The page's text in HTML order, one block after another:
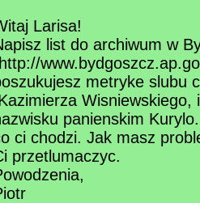
Larisa!
list do archiwum w
metryke slubu
Wisniewskiego,
panienskim
ci chodzi. Jak masz
przetlumaczyc.